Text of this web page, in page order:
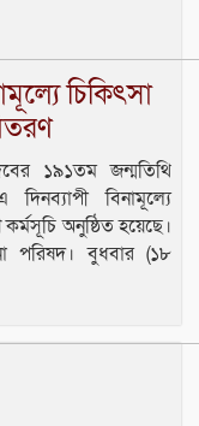
চিকিৎসা
১৯১তম জন্মতিথি
বিনামূল্যে
অনুষ্ঠিত হয়েছে।
পরিষদ। বুধবার (১৮